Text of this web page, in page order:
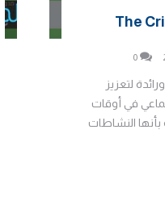
0
لتعزيز
في أوقات
النشاطات